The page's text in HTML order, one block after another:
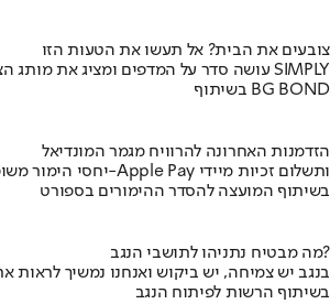
צובעים את הבית? אל תעשו את הטעות הזו
מומחה BG BOND עושה סדר על המדפים ומציג את מותג הצבע SIMPLY
בשיתוף BG BOND
הזדמנות האחרונה להרוויח מגמר המונדיאל
יחסי הימור משופרים, הפקדות ב-Apple Pay ותשלום זכיות מיידי
בשיתוף המועצה להסדר ההימורים בספורט
מה מבטיח נתניהו לתושבי הנגב?
בנגב יש צמיחה, יש ביקוש ואנחנו נמשיך לראות
בשיתוף הרשות לפיתוח הנגב